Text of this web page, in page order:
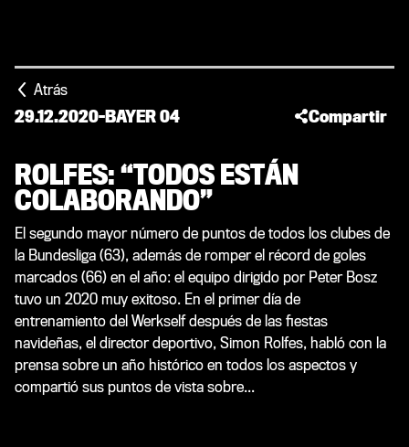
Atrás
29.12.2020-BAYER 04 Compartir
ROLFES: “TODOS ESTÁN
COLABORANDO”
El segundo mayor número de puntos de todos los clubes de
la Bundesliga (63), además de romper el récord de goles
marcados (66) en el año: el equipo dirigido por Peter Bosz
tuvo un 2020 muy exitoso. En el primer día de
entrenamiento del Werkself después de las fiestas
navideñas, el director deportivo, Simon Rolfes, habló con la
prensa sobre un año histórico en todos los aspectos y
compartió sus puntos de vista sobre...